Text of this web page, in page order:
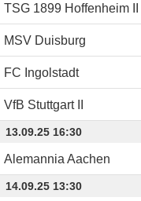
TSG 1899 Hoffenheim II
MSV Duisburg
FC Ingolstadt
VfB Stuttgart II
13.09.25 16:30
Alemannia Aachen
14.09.25 13:30